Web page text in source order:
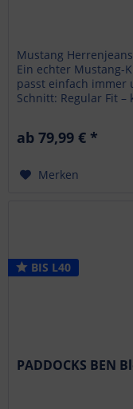
Mustang Herrenjeans
Ein echter Mustang-
passt einfach immer
Schnitt: Regular Fit
ab 79,99 € *
Merken
BIS L40
PADDOCKS BEN